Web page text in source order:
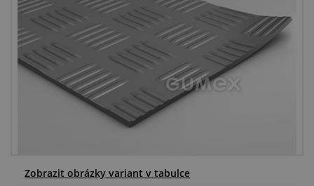
Zlepšení pracovního prostředí
Další pryžové a plastové výrobky
Centrum poptávek
Zobrazit obrázky variant v tabulce